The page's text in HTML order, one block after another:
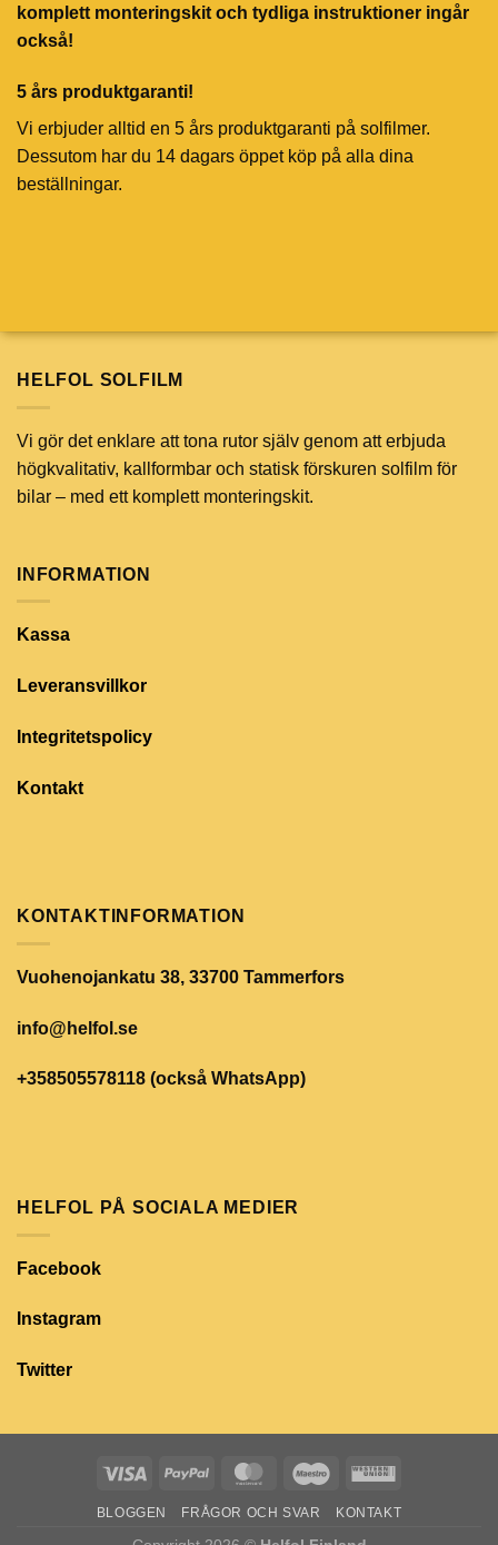
komplett monteringskit och tydliga instruktioner ingår
också!
5 års produktgaranti!
Vi erbjuder alltid en 5 års produktgaranti på solfilmer.
Dessutom har du 14 dagars öppet köp på alla dina
beställningar.
HELFOL SOLFILM
Vi gör det enklare att tona rutor själv genom att erbjuda
högkvalitativ, kallformbar och statisk förskuren solfilm för
bilar – med ett komplett monteringskit.
INFORMATION
Kassa
Leveransvillkor
Integritetspolicy
Kontakt
KONTAKTINFORMATION
Vuohenojankatu 38, 33700 Tammerfors
info@helfol.se
+358505578118 (också WhatsApp)
HELFOL PÅ SOCIALA MEDIER
Facebook
Instagram
Twitter
BLOGGEN FRÅGOR OCH SVAR KONTAKT